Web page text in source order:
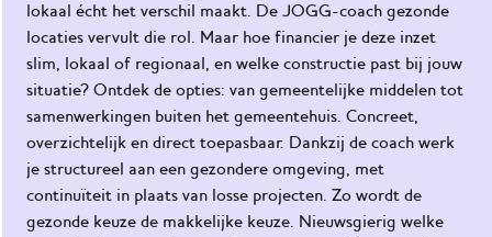
lokaal écht het verschil maakt. De JOGG-coach gezonde
locaties vervult die rol. Maar hoe financier je deze inzet
slim, lokaal of regionaal, en welke constructie past bij jouw
situatie? Ontdek de opties: van gemeentelijke middelen tot
samenwerkingen buiten het gemeentehuis. Concreet,
overzichtelijk en direct toepasbaar. Dankzij de coach werk
je structureel aan een gezondere omgeving, met
continuïteit in plaats van losse projecten. Zo wordt de
gezonde keuze de makkelijke keuze. Nieuwsgierig welke
De
JOGG-
aanpak
aanpak
Maak de